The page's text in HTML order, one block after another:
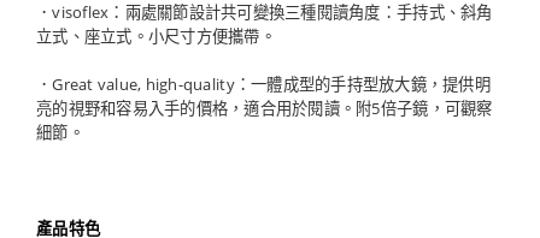
．visoflex：兩處關節設計共可變換三種閱讀角度：手持式、斜角
立式、座立式。小尺寸方便攜帶。
．Great value, high-quality：一體成型的手持型放大鏡，提供明
亮的視野和容易入手的價格，適合用於閱讀。附5倍子鏡，可觀察
細節。
產品特色